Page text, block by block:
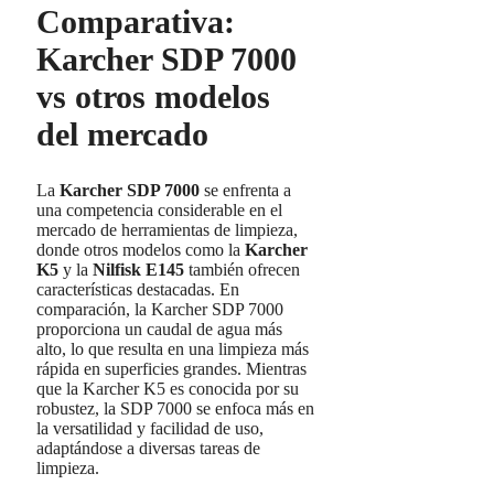
Comparativa:
Karcher SDP 7000
vs otros modelos
del mercado
La Karcher SDP 7000 se enfrenta a
una competencia considerable en el
mercado de herramientas de limpieza,
donde otros modelos como la Karcher
K5 y la Nilfisk E145 también ofrecen
características destacadas. En
comparación, la Karcher SDP 7000
proporciona un caudal de agua más
alto, lo que resulta en una limpieza más
rápida en superficies grandes. Mientras
que la Karcher K5 es conocida por su
robustez, la SDP 7000 se enfoca más en
la versatilidad y facilidad de uso,
adaptándose a diversas tareas de
limpieza.